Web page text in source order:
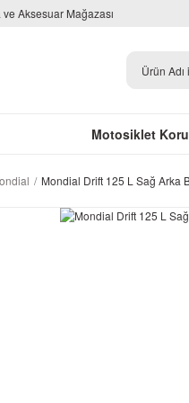
Aksesuar Mağazası
Motosiklet
Mondial Drift 125 L Sağ Arka